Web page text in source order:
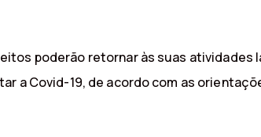
poderão retornar às suas
a Covid-19, de acordo com as